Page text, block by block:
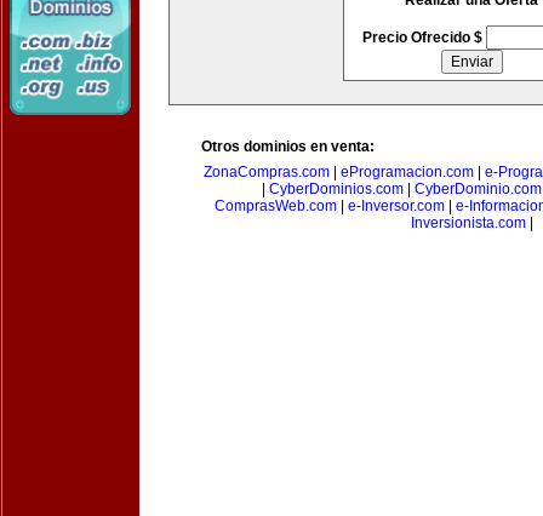
Precio Ofrecido $
Otros dominios en venta:
ZonaCompras.com
eProgramacion.com
e-
CyberDominios.com| CyberDominio.com
ComprasWeb.com
e-Inversor.com
e-
Inversionista.com|